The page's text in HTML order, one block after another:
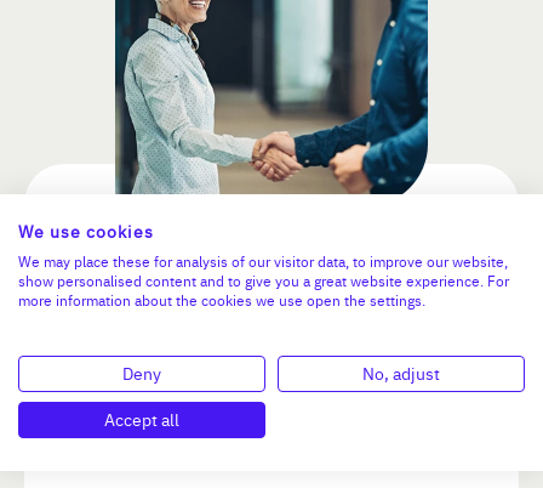
Benoît Michelin et Léon Schoenke
reprennent le groupe industriel
Aluthea
Effectif : 300 salariés
Chiffre d'affaires : 32 000 000 €
Fonderie, Usinage, Traitement spéciaux
Délégation en charge du repreneur :
We use cookies
We may place these for analysis of our visitor data, to improve our website,
show personalised content and to give you a great website experience. For
more information about the cookies we use open the settings.
Deny
No, adjust
Accept all